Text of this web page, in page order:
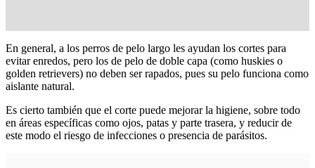
En general, a los perros de pelo largo les ayudan los cortes para
evitar enredos, pero los de pelo de doble capa (como huskies o
golden retrievers) no deben ser rapados, pues su pelo funciona como
aislante natural.
Es cierto también que el corte puede mejorar la higiene, sobre todo
en áreas específicas como ojos, patas y parte trasera, y reducir de
este modo el riesgo de infecciones o presencia de parásitos.